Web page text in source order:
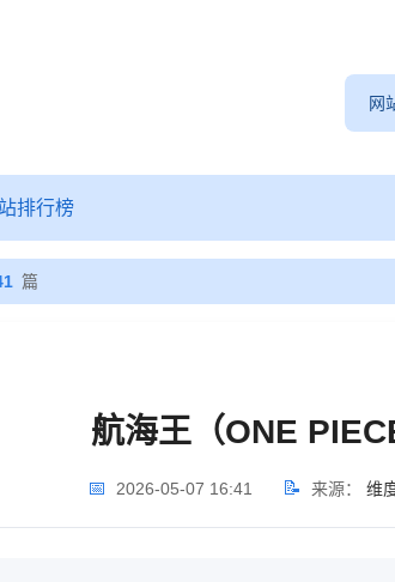
网
排行榜
篇
航海王（ONE
📅 2026-05-07 16:41 📝 来源： 维